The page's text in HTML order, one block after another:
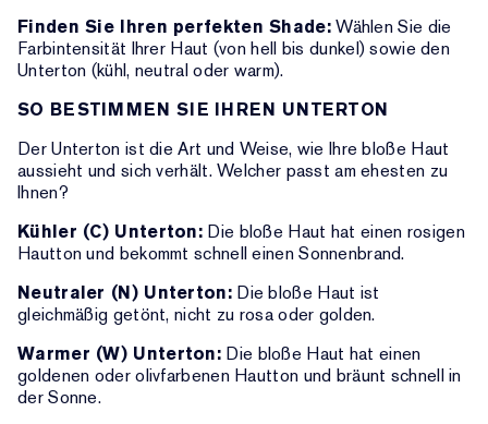
Finden Sie Ihren perfekten Shade:Wählen Sie die
Farbintensität Ihrer Haut (von hell bis dunkel) sowie den
Unterton (kühl, neutral oder warm).
SO BESTIMMEN SIE IHREN UNTERTON
Der Unterton ist die Art und Weise, wie Ihre bloße Haut
aussieht und sich verhält. Welcher passt am ehesten zu
Ihnen?
Kühler (C) Unterton: Die bloße Haut hat einen rosigen
Hautton und bekommt schnell einen Sonnenbrand.
Neutraler (N) Unterton:Die bloße Haut ist
gleichmäßig getönt, nicht zu rosa oder golden.
Warmer (W) Unterton: Die bloße Haut hat einen
goldenen oder olivfarbenen Hautton und bräunt schnell in
der Sonne.